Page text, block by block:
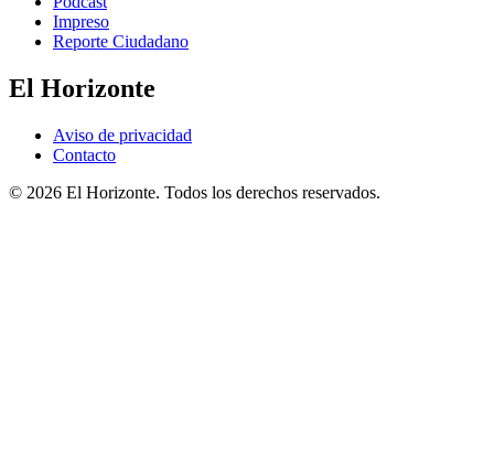
Impreso
Reporte Ciudadano
El Horizonte
Aviso de privacidad
Contacto
© 2026 El Horizonte. Todos los derechos reservados.